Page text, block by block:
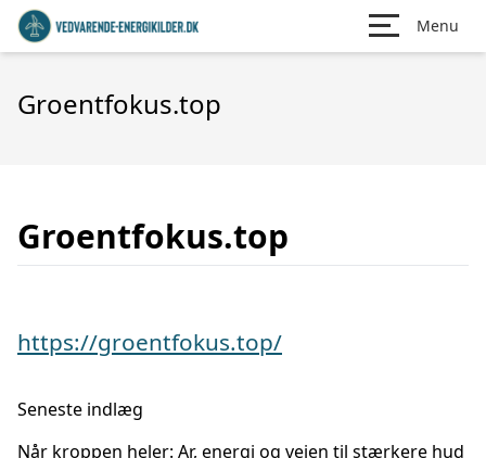
Menu
Groentfokus.top
Groentfokus.top
https://groentfokus.top/
Seneste indlæg
Når kroppen heler: Ar, energi og vejen til stærkere hud